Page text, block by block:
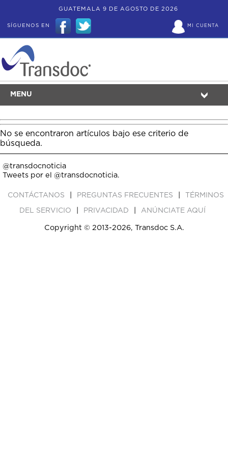
GUATEMALA 9 DE AGOSTO DE 2026
MI CUENTA
SÍGUENOS EN
MENU
No se encontraron artículos bajo ese criterio de
búsqueda.
@transdocnoticia
Tweets por el @transdocnoticia.
CONTÁCTANOS PREGUNTAS FRECUENTES TÉRMINOS
DEL SERVICIO PRIVACIDAD ANÚNCIATE AQUÍ
Copyright © 2013-2026, Transdoc S.A.